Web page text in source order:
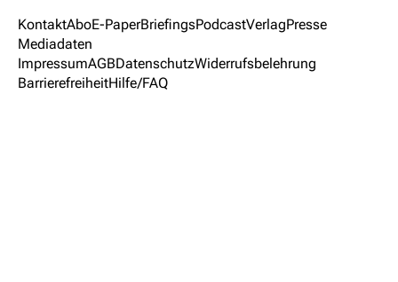
KontaktAboE-PaperBriefingsPodcastVerlagPresse
Mediadaten
ImpressumAGBDatenschutzWiderrufsbelehrung
BarrierefreiheitHilfe/FAQ